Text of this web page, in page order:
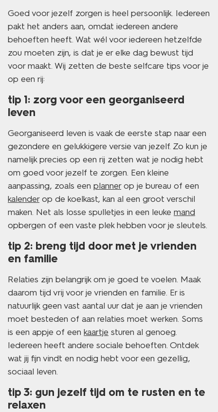
Goed voor jezelf zorgen is heel persoonlijk. Iedereen
pakt het anders aan, omdat iedereen andere
behoeften heeft. Wat wél voor iedereen hetzelfde
zou moeten zijn, is dat je er elke dag bewust tijd
voor maakt. Wij zetten de beste selfcare tips voor je
op een rij:
tip 1: zorg voor een georganiseerd
leven
Georganiseerd leven is vaak de eerste stap naar een
gezondere en gelukkigere versie van jezelf. Zo kun je
namelijk precies op een rij zetten wat je nodig hebt
om goed voor jezelf te zorgen. Een kleine
aanpassing, zoals een plannerop je bureau of een
kalenderop de koelkast, kan al een groot verschil
maken. Net als losse spulletjes in een leuke mand
opbergen of een vaste plek hebben voor je sleutels.
tip 2: breng tijd door met je vrienden
en familie
Relaties zijn belangrijk om je goed te voelen. Maak
daarom tijd vrij voor je vrienden en familie. Er is
natuurlijk geen vast aantal uur dat je aan je vrienden
moet besteden of aan relaties moet werken. Soms
is een appje of een kaartje sturen al genoeg.
Iedereen heeft andere sociale behoeften. Ontdek
wat jij fijn vindt en nodig hebt voor een gezellig,
sociaal leven.
tip 3: gun jezelf tijd om te rusten en te
relaxen